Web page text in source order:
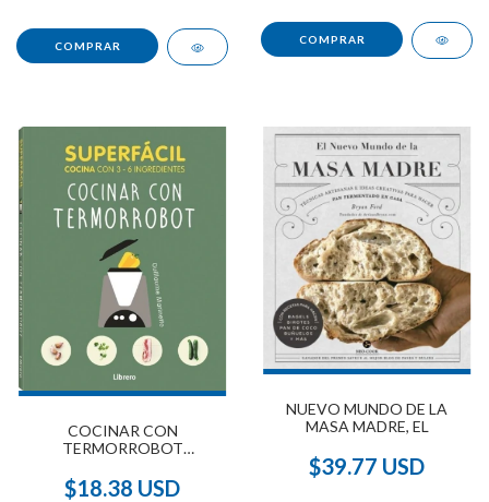
COCINAR CON
TERMORROBOT
$18.38 USD
NUEVO MUNDO DE LA
MASA MADRE, EL
$39.77 USD